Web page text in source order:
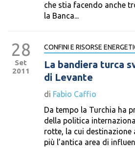
che stia facendo anche
la Banca...
28
Set
2011
CONFINI E RISORSE
La bandiera turca
di Levante
di Fabio Caffio
Da tempo la Turchia ha
della politica
rotte, la cui destinazione
più l’antica area di